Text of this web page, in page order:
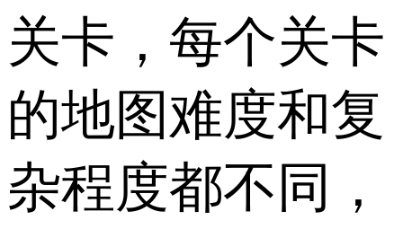
关卡，每个关卡
的地图难度和复
杂程度都不同，